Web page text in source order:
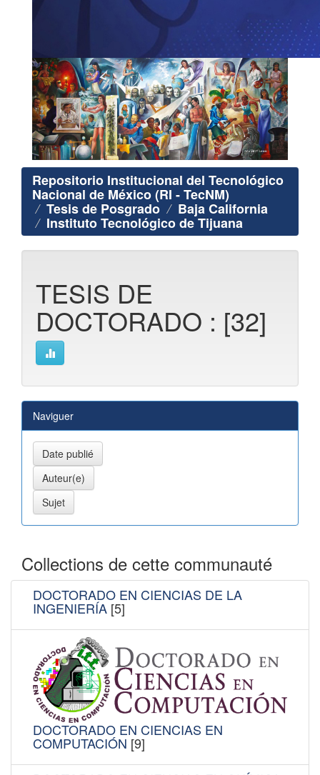
Repositorio Institucional del Tecnológico
Nacional de México (RI - TecNM)
Tesis de Posgrado Baja California
Instituto Tecnológico de Tijuana
TESIS DE
DOCTORADO : [32]
Naviguer
Collections de cette communauté
DOCTORADO EN CIENCIAS DE LA
INGENIERÍA [5]
DOCTORADO EN CIENCIAS EN
COMPUTACIÓN [9]